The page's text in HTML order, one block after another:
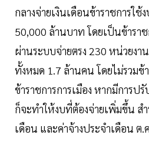
กลางจ่ายเงินเดือนข้าราชการใ
50,000 ล้านบาท โดยเป็นข้ารา
ผ่านระบบจ่ายตรง 230 หน่วยงา
ทั้งหมด 1.7 ล้านคน โดยไม่รวมข้
ข้าราชการการเมือง หากมีการป
ก็จะทำให้งบที่ต้องจ่ายเพิ่มขึ้น สำ
เดือน และค่าจ้างประจำเดือน ต